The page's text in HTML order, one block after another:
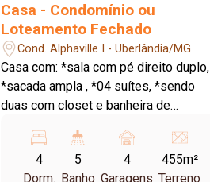
Casa - Condomínio ou
Loteamento Fechado
Cond. Alphaville I - Uberlândia/MG
Casa com: *sala com pé direito duplo,
*sacada ampla , *04 suítes, *sendo
duas com closet e banheira de
gourmet, * piscina 12,60 M²,
*lavanderia.
4
Dorm.
5
Banho
4
Garagens
455m²
Terreno